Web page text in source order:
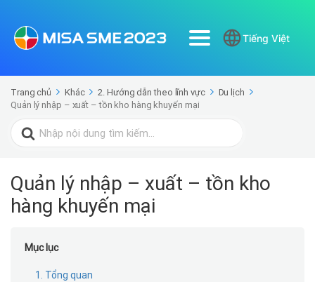
Tiếng Việt
Trang chủ Khác 2. Hướng dẫn theo lĩnh vực
Du lịch
Quản lý nhập – xuất – tồn kho hàng khuyến mại
Search
for:
Quản lý nhập – xuất – tồn kho
hàng khuyến mại
Mục lục
1. Tổng quan